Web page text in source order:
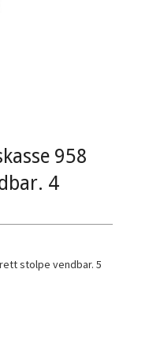
958
4
stolpe vendbar. 5